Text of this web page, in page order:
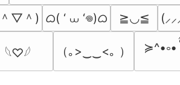
▽＾) ᜊ( ‘ ⩊ ‘𖦹)ᜊ ≧◡≦
𓆩♡𓆪 （｡>‿‿<｡ ）